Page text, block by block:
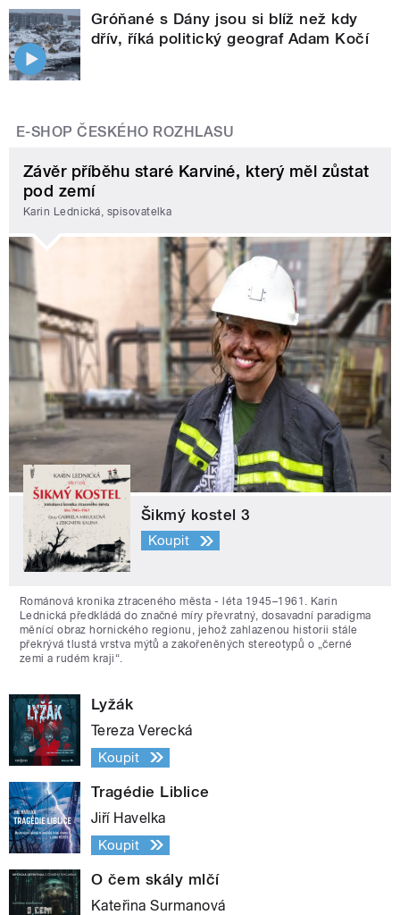
Gróňané s Dány jsou si blíž než kdy
dřív, říká politický geograf Adam Kočí
E-SHOP ČESKÉHO ROZHLASU
Závěr příběhu staré Karviné, který měl zůstat
pod zemí
Karin Lednická, spisovatelka
Šikmý kostel 3
Koupit
Románová kronika ztraceného města - léta 1945–1961. Karin
Lednická předkládá do značné míry převratný, dosavadní paradigma
měnící obraz hornického regionu, jehož zahlazenou historii stále
překrývá tlustá vrstva mýtů a zakořeněných stereotypů o „černé
zemi a rudém kraji“.
Lyžák
Tereza Verecká
Koupit
Tragédie Liblice
Jiří Havelka
Koupit
O čem skály mlčí
Kateřina Surmanová